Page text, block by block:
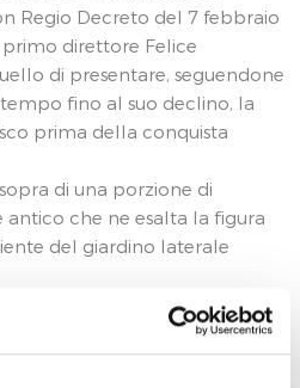
Regio Decreto del 7 febbraio
direttore Felice
di presentare, seguendone
fino al suo declino, la
prima della conquista
di una porzione di
che ne esalta la figura
del giardino laterale
DELLA